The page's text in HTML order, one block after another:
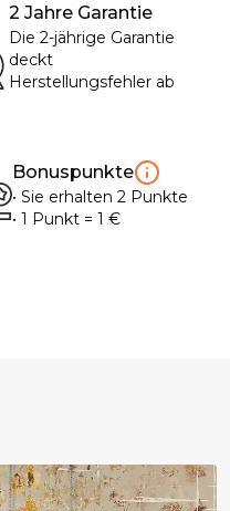
2 Jahre Garantie
Die 2-jährige Garantie
deckt
Herstellungsfehler ab
Bonuspunkte
• Sie erhalten 2 Punkte
• 1 Punkt= 1 €